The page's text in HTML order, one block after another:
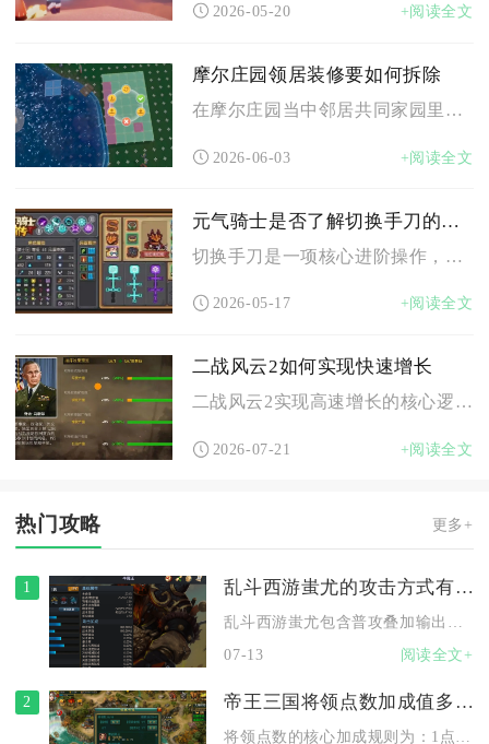
2026-05-20 +阅读全文
摩尔庄园领居装修要如何拆除
在摩尔庄园当中邻居共同家园里摆放的各类装修家具、摆件与建筑装...
2026-06-03 +阅读全文
元气骑士是否了解切换手刀的步骤
切换手刀是一项核心进阶操作，熟练掌握能大幅提升近战输出效率与...
2026-05-17 +阅读全文
二战风云2如何实现快速增长
二战风云2实现高速增长的核心逻辑是同步推进城建后勤、野外资源...
2026-07-21 +阅读全文
热门攻略 更多+
1 乱斗西游蚩尤的攻击方式有哪些
07-13
阅读全文+
2 帝王三国将领点数加成值多少